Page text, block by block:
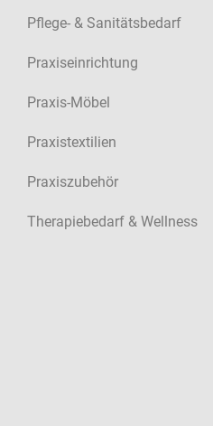
Pflege- & Sanitätsbedarf
Praxiseinrichtung
Praxis-Möbel
Praxistextilien
Praxiszubehör
Therapiebedarf & Wellness